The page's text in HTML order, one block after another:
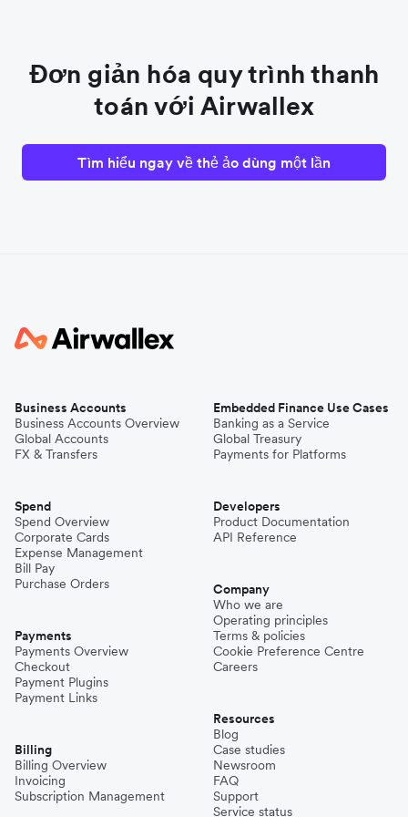
Đơn giản hóa quy trình thanh
toán với Airwallex
Tìm hiểu ngay về thẻ ảo dùng một lần
Business Accounts
Business Accounts Overview
Global Accounts
FX & Transfers
Spend
Spend Overview
Corporate Cards
Expense Management
Bill Pay
Purchase Orders
Payments
Payments Overview
Checkout
Payment Plugins
Payment Links
Billing
Billing Overview
Invoicing
Subscription Management
Embedded Finance Use Cases
Banking as a Service
Global Treasury
Payments for Platforms
Developers
Product Documentation
API Reference
Company
Who we are
Operating principles
Terms & policies
Cookie Preference Centre
Careers
Resources
Blog
Case studies
Newsroom
FAQ
Support
Service status